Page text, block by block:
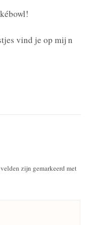
vind je op mij n
zijn gemarkeerd met